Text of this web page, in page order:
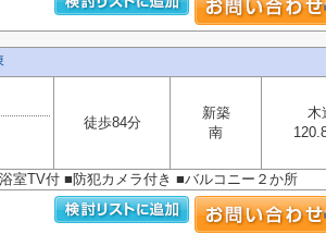
徒歩84分
新築
南
木
室TV付 ■防犯カメラ付き ■バルコニー２か所